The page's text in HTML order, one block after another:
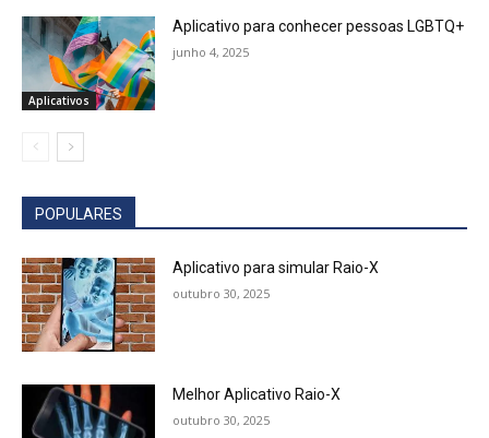
Aplicativos
Aplicativo para conhecer pessoas LGBTQ+
junho 4, 2025
POPULARES
Aplicativo para simular Raio-X
outubro 30, 2025
Melhor Aplicativo Raio-X
outubro 30, 2025